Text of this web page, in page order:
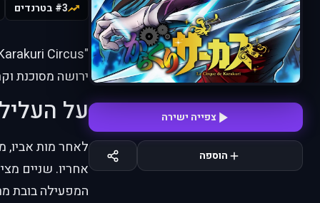
צפייה ישירה
הוספה
#3 בטרנדים
ירושה מסוכנת
על
לאחר מות אביו,
אחריו. שניים
המפעילה בובת